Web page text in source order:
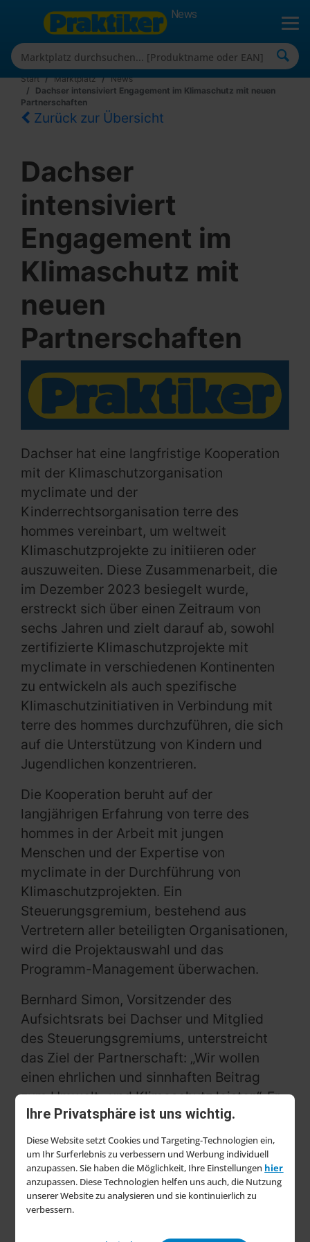
Ihre Privatsphäre ist uns wichtig.
Diese Website setzt Cookies und Targeting-Technologien ein,
um Ihr Surferlebnis zu verbessern und Werbung individuell
anzupassen. Sie haben die Möglichkeit, Ihre Einstellungen hier
anzupassen. Diese Technologien helfen uns auch, die Nutzung
unserer Website zu analysieren und sie kontinuierlich zu
verbessern.
News
Start Marktplatz
News
Dachser intensiviert Engagement im Klimaschutz mit neuen
Partnerschaften
Zurück zur Übersicht
Dachser
intensiviert
Engagement im
Klimaschutz mit
neuen
Partnerschaften
Dachser hat eine langfristige Kooperation
mit der Klimaschutzorganisation
myclimate und der
Kinderrechtsorganisation terre des
hommes vereinbart, um weltweit
Klimaschutzprojekte zu initiieren oder
auszuweiten. Diese Zusammenarbeit, die
im Dezember 2023 besiegelt wurde,
erstreckt sich über einen Zeitraum von
sechs Jahren und zielt darauf ab, sowohl
zertifizierte Klimaschutzprojekte mit
myclimate in verschiedenen Kontinenten
zu entwickeln als auch spezifische
Klimaschutzinitiativen in Verbindung mit
terre des hommes durchzuführen, die sich
auf die Unterstützung von Kindern und
Jugendlichen konzentrieren.
Die Kooperation beruht auf der
langjährigen Erfahrung von terre des
hommes in der Arbeit mit jungen
Menschen und der Expertise von
myclimate in der Durchführung von
Klimaschutzprojekten. Ein
Steuerungsgremium, bestehend aus
Vertretern aller beteiligten Organisationen,
wird die Projektauswahl und das
Programm-Management überwachen.
Bernhard Simon, Vorsitzender des
Aufsichtsrats bei Dachser und Mitglied
des Steuerungsgremiums, unterstreicht
das Ziel der Partnerschaft: „Wir wollen
einen ehrlichen und sinnhaften Beitrag
zum Umwelt- und Klimaschutz leisten“. Er
hebt hervor, dass Dachser nicht nur intern
Emissionen reduzieren möchte, sondern
sich auch darüber hinaus für den
Klimaschutz engagiert. Die
Zusammenarbeit mit terre des hommes sei
dabei besonders wertvoll, um in Ländern,